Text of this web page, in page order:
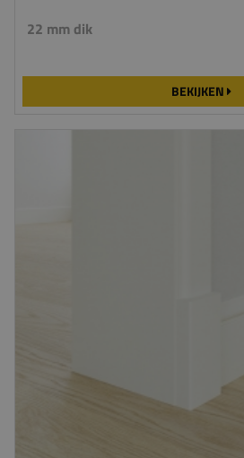
22 mm dik
BEKIJKEN